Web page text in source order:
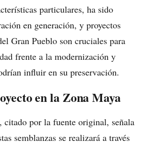
particulares, ha sido
en generación, y proyectos
Gran Pueblo son cruciales para
frente a la modernización y
influir en su preservación.
en la Zona Maya
citado por la fuente original, señala
semblanzas se realizará a través